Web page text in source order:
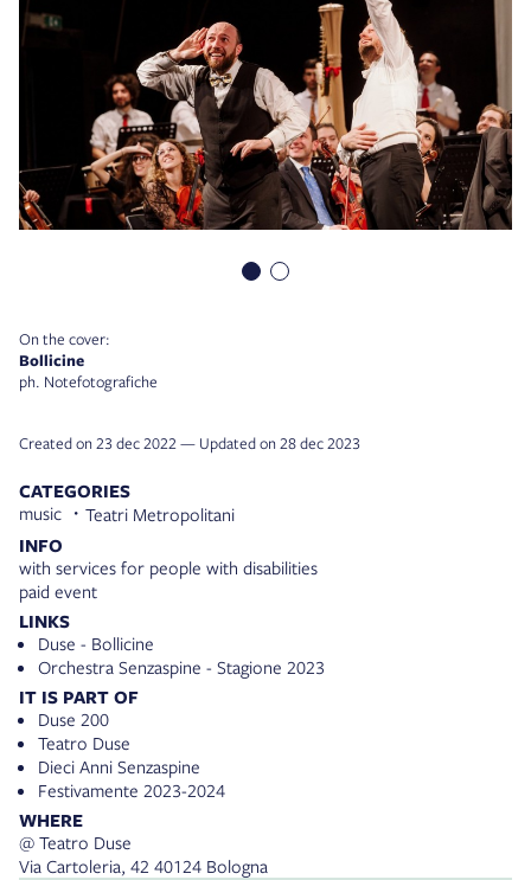
CATEGORIES
music Teatri Metropolitani
INFO
with services for people with disabilities
paid event
LINKS
Duse - Bollicine
Orchestra Senzaspine - Stagione 2023
IT IS PART OF
Duse 200
Teatro Duse
Dieci Anni Senzaspine
Festivamente 2023-2024
WHERE
@ Teatro Duse
Via Cartoleria, 42 40124 Bologna
On the cover:
Bollicine
ph. Notefotografiche
Created on 23 dec 2022 — Updated on 28 dec 2023